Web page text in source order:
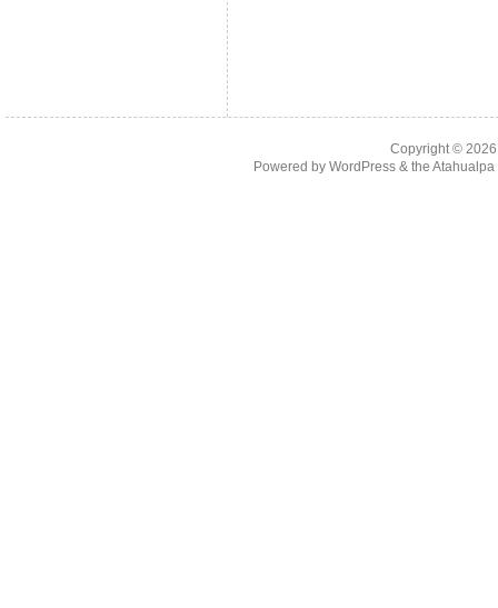
Copyright ©
Powered by WordPress& the Atahualpa